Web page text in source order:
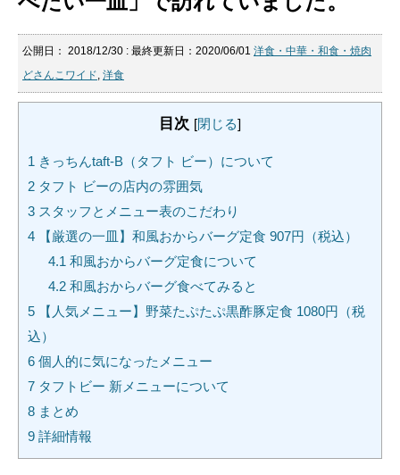
公開日： 2018/12/30 : 最終更新日：2020/06/01 洋食・中華・和食・焼肉
どさんこワイド, 洋食
目次 [閉じる]
1 きっちんtaft-B（タフト ビー）について
2 タフト ビーの店内の雰囲気
3 スタッフとメニュー表のこだわり
4 【厳選の一皿】和風おからバーグ定食 907円（税込）
4.1 和風おからバーグ定食について
4.2和風おからバーグ食べてみると
5 【人気メニュー】野菜たぷたぷ黒酢豚定食 1080円（税
込）
6 個人的に気になったメニュー
7 タフトビー 新メニューについて
8 まとめ
9 詳細情報